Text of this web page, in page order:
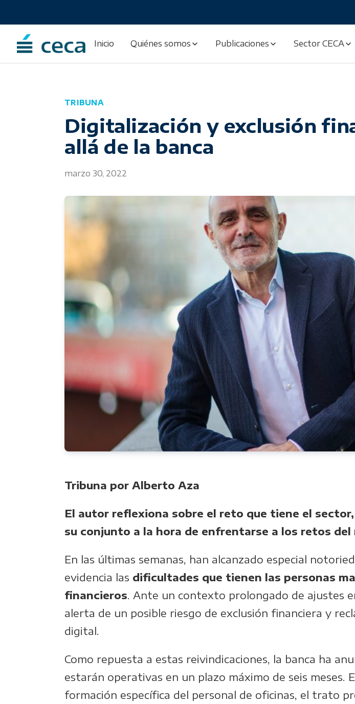
Inicio Quiénes somos Publicaciones Sector CECA
TRIBUNA
Digitalización y exclusión
allá de la banca
marzo 30, 2022
Tribuna por Alberto Aza
El autor reflexiona sobre el reto que tiene el
su conjunto a la hora de enfrentarse a los retos del
En las últimas semanas, han alcanzado especial
evidencia las dificultades que tienen las personas
financieros. Ante un contexto prolongado de ajustes
alerta de un posible riesgo de exclusión financiera y
digital.
Como repuesta a estas reivindicaciones, la banca ha
estarán operativas en un plazo máximo de seis meses.
formación específica del personal de oficinas, el trato